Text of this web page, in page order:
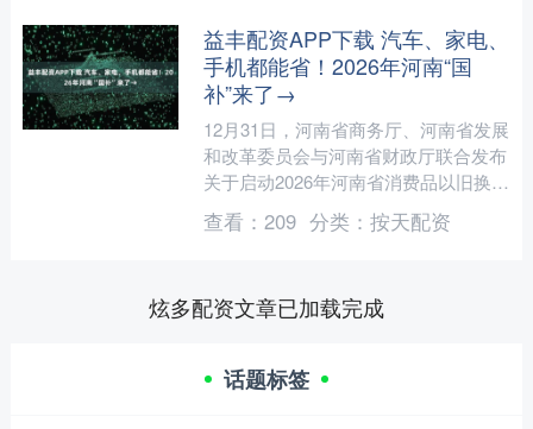
益丰配资APP下载 汽车、家电、
手机都能省！2026年河南“国
补”来了→
12月31日，河南省商务厅、河南省发展
和改革委员会与河南省财政厅联合发布
关于启动2026年河南省消费品以旧换新
汽车、家电及数码智能产品领域补贴活
动的通知。 通知....
查看： 209 分类： 按天配资
炫多配资文章已加载完成
话题标签